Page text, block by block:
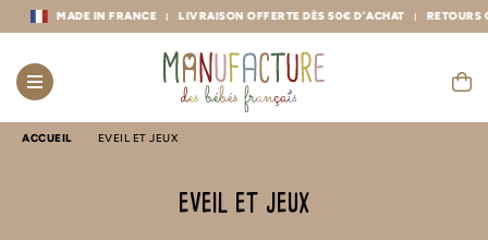
IN FRANCE LIVRAISON OFFERTE DÈS 50€ D’ACHAT RETOURS GRATUITS
ACCUEIL EVEIL ET JEUX
eveil et jeux